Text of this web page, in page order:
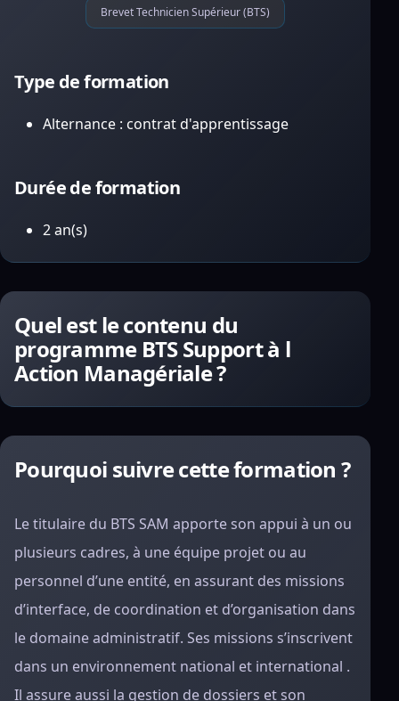
Brevet Technicien Supérieur (BTS)
Type de formation
Alternance : contrat d'apprentissage
Durée de formation
2 an(s)
Quel est le contenu du
programme BTS Support à l
Action Managériale ?
Pourquoi suivre cette formation ?
Le titulaire du BTS SAM apporte son appui à un ou
plusieurs cadres, à une équipe projet ou au
personnel d’une entité, en assurant des missions
d’interface, de coordination et d’organisation dans
le domaine administratif. Ses missions s’inscrivent
dans un environnement national et international .
Il assure aussi la gestion de dossiers et son